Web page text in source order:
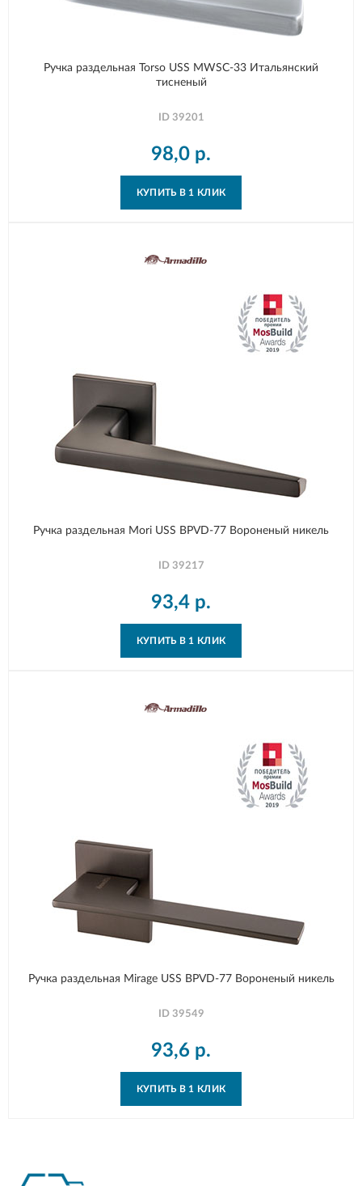
Ручка раздельная Torso USS MWSC-33 Итальянский
тисненый
ID 39201
98,0 р.
КУПИТЬ В 1 КЛИК
Ручка раздельная Mori USS BPVD-77 Вороненый никель
ID 39217
93,4 р.
КУПИТЬ В 1 КЛИК
Ручка раздельная Mirage USS BPVD-77 Вороненый никель
ID 39549
93,6 р.
КУПИТЬ В 1 КЛИК